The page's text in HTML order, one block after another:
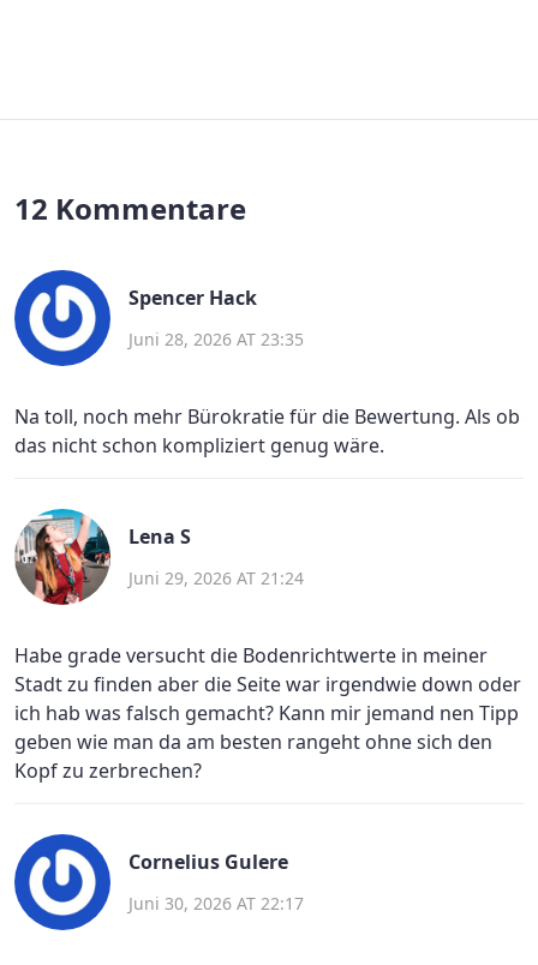
12 Kommentare
Spencer Hack
Juni 28, 2026 AT 23:35
Na toll, noch mehr Bürokratie für die Bewertung. Als ob
das nicht schon kompliziert genug wäre.
Lena S
Juni 29, 2026 AT 21:24
Habe grade versucht die Bodenrichtwerte in meiner
Stadt zu finden aber die Seite war irgendwie down oder
ich hab was falsch gemacht? Kann mir jemand nen Tipp
geben wie man da am besten rangeht ohne sich den
Kopf zu zerbrechen?
Cornelius Gulere
Juni 30, 2026 AT 22:17